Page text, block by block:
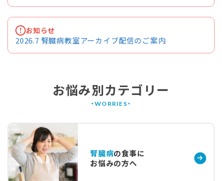
お知らせ
2026.7 腎臓病教室アーカイブ配信のご案内
お悩み別カテゴリー
腎臓病の食事に
お悩みの方へ